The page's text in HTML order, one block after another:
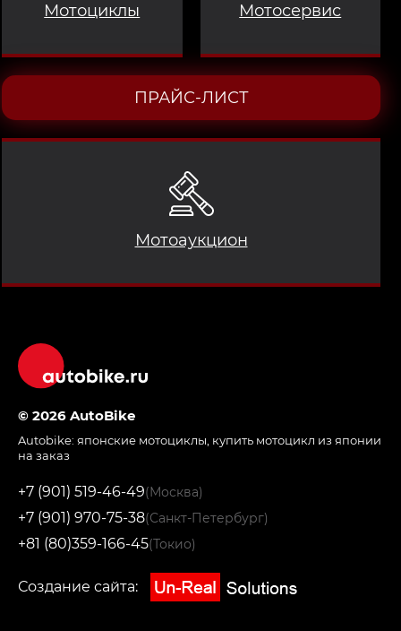
Мотоциклы
Мотоаукцион
Мотосервис
ПРАЙС-ЛИСТ
© 2026 AutoBike
Autobike: японские мотоциклы купить мотоцикл из японии
на заказ
+7 (901) 519-46-49(Москва)
+7 (901) 970-75-38(Санкт-Петербург)
+81 (80)359-166-45(Токио)
Создание сайта: